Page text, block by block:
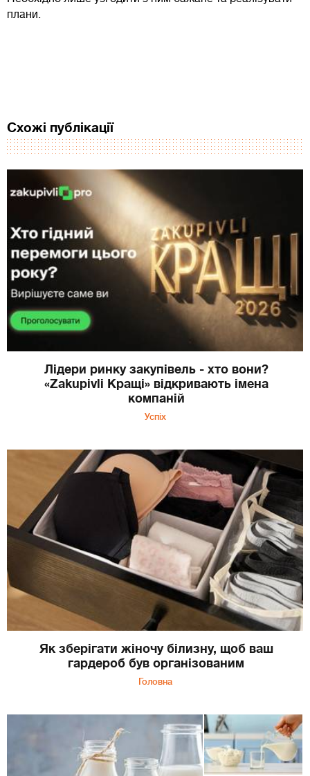
плани.
Схожі публікації
Лідери ринку закупівель - хто вони?
«Zakupivli Кращі» відкривають імена
компаній
Успіх
Як зберігати жіночу білизну, щоб ваш
гардероб був організованим
Головна